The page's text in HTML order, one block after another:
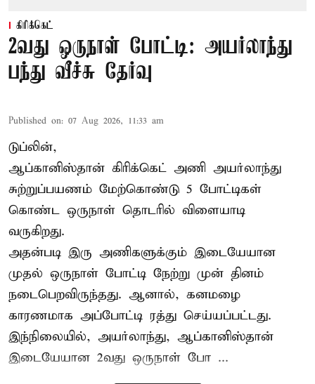
கிரிக்கெட்
2வது ஒருநாள் போட்டி: அயர்லாந்து
பந்து வீச்சு தேர்வு
Published on: 07 Aug 2026, 11:33 am
டுப்லின்,
ஆப்கானிஸ்தான் கிரிக்கெட் அணி அயர்லாந்து
சுற்றுப்பயணம் மேற்கொண்டு 5 போட்டிகள்
கொண்ட ஒருநாள் தொடரில் விளையாடி
வருகிறது.
அதன்படி இரு அணிகளுக்கும் இடையேயான
முதல் ஒருநாள் போட்டி நேற்று முன் தினம்
நடைபெறவிருந்தது. ஆனால், கனமழை
காரணமாக அப்போட்டி ரத்து செய்யப்பட்டது.
இந்நிலையில், அயர்லாந்து, ஆப்கானிஸ்தான்
இடையேயான 2வது ஒருநாள் போ ...